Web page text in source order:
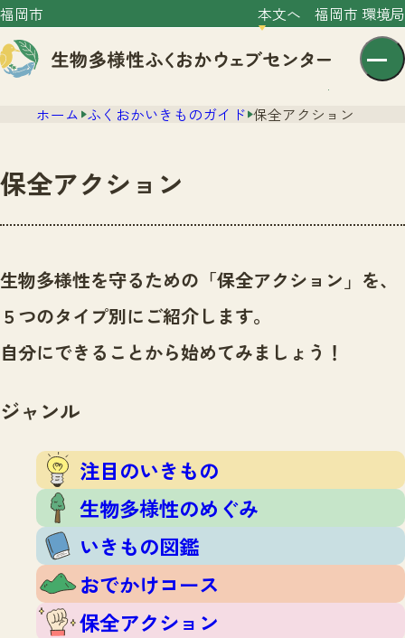
福岡市 本文へ 福岡市 環境局
センター紹介
センター紹介TOP
サイトポリシー
ニュース
ニュースTOP
市の取組み
いきものガイド
注目のいきもの
いきもの図鑑
おでかけコース
保全アクション
調査レポート
調査レポートTOP
調査結果
ふくおかいきものマップ
マッチング
マッチングTOP
掲載申し込みフォーム
お問合せ
ホーム ふくおかいきものガイド 保全アクション
保全アクション
生物多様性を守るための「保全アクション」を、
５つのタイプ別にご紹介します。
自分にできることから始めてみましょう！
ジャンル
注目のいきもの
生物多様性のめぐみ
いきもの図鑑
おでかけコース
保全アクション